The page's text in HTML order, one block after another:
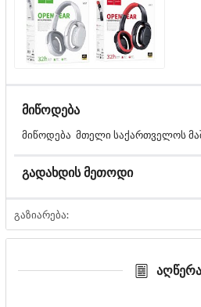
მიწოდება
მიწოდება მთელი საქართველოს
გადახდის მეთოდი
გაზიარება:
აღწერა